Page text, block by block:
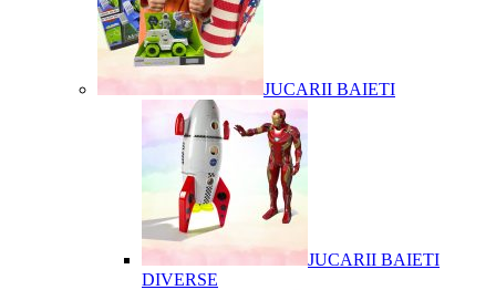
JUCARII BAIETI
JUCARII BAIETI
DIVERSE